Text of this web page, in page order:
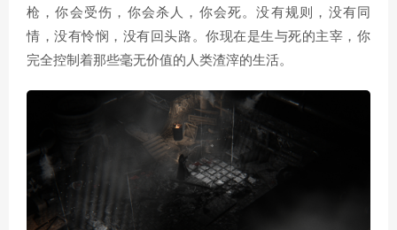
枪，你会受伤，你会杀人，你会死。没有规则，没有同
情，没有怜悯，没有回头路。你现在是生与死的主宰，你
完全控制着那些毫无价值的人类渣滓的生活。